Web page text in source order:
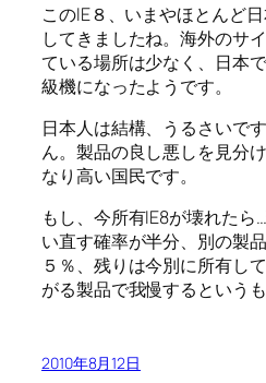
このIE８、いまやほとんど
してきましたね。海外のサ
ている場所は少なく、日本
級機になったようです。
日本人は結構、うるさいで
ん。製品の良し悪しを見分
なり高い国民です。
もし、今所有IE8が壊れたら
い直す確率が半分、別の製
５％、残りは今別に所有し
がる製品で我慢するというも
2010年8月12日